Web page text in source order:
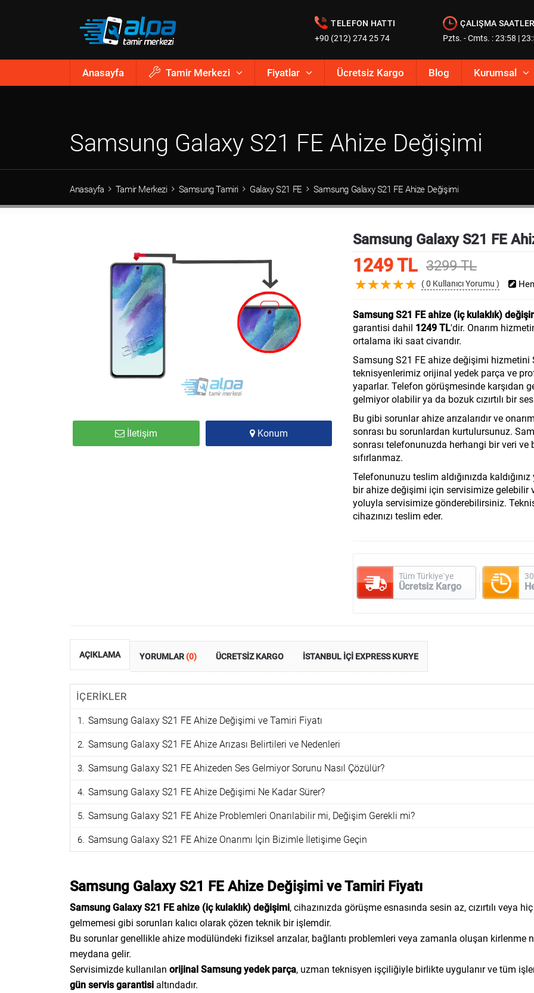
ÇALIŞMA
Pzts. - Cmts. : 23:58 |
TELEFON HATTI
+90 (212) 274 25 74
Anasayfa Tamir Merkezi Fiyatlar Ücretsiz Kargo Blog Kurumsal
Samsung Galaxy S21 FE Ahize Değişimi
Anasayfa Tamir Merkezi Samsung Tamiri Galaxy S21 FE Samsung Galaxy S21 FE Ahize Değişimi
İletişim Konum
Samsung Galaxy S21 FE
1249 TL 3299 TL
( 0 Kullanıcı Yorumu )
Samsung S21 FE ahize (iç kulaklık)
garantisi dahil 1249 TL'dir. Onarım
ortalama iki saat civarıdır.
Samsung S21 FE ahize değişimi
teknisyenlerimiz orijinal yedek parça ve
yaparlar. Telefon görüşmesinde karşıdan
gelmiyor olabilir ya da bozuk cızırtılı bir
Bu gibi sorunlar ahize arızalarıdır ve
sonrası bu sorunlardan kurtulursunuz.
sonrası telefonunuzda herhangi bir veri
sıfırlanmaz.
Telefonunuzu teslim aldığınızda
bir ahize değişimi için servisimize gelebilir
yoluyla servisimize gönderebilirsiniz.
cihazınızı teslim eder.
Tüm Türkiye`ye
Ücretsiz Kargo
AÇIKLAMA YORUMLAR(0) ÜCRETSİZ KARGO İSTANBUL İÇİ EXPRESS KURYE
İÇERİKLER
Samsung Galaxy S21 FE Ahize Değişimi ve Tamiri Fiyatı
Samsung Galaxy S21 FE Ahize Arızası Belirtileri ve Nedenleri
Samsung Galaxy S21 FE Ahizeden Ses Gelmiyor Sorunu Nasıl Çözülür?
Samsung Galaxy S21 FE Ahize Değişimi Ne Kadar Sürer?
Samsung Galaxy S21 FE Ahize Problemleri Onarılabilir mi, Değişim Gerekli mi?
Samsung Galaxy S21 FE Ahize Onarımı İçin Bizimle İletişime Geçin
Samsung Galaxy S21 FE Ahize Değişimi ve Tamiri Fiyatı
Samsung Galaxy S21 FE ahize (iç kulaklık) değişimi, cihazınızda görüşme esnasında sesin az, cızırtılı veya hiç
gelmemesi gibi sorunları kalıcı olarak çözen teknik bir işlemdir.
Bu sorunlar genellikle ahize modülündeki fiziksel arızalar, bağlantı problemleri veya zamanla oluşan kirlenme
meydana gelir.
Servisimizde kullanılan orijinal Samsung yedek parça, uzman teknisyen işçiliğiyle birlikte uygulanır ve tüm
gün servis garantisi altındadır.